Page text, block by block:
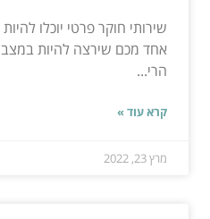
שירותי חוקר פרטי יוכלו
אחד מכם שירצה להיות במצב
הרי...
קרא עוד »
מרץ 23, 2022